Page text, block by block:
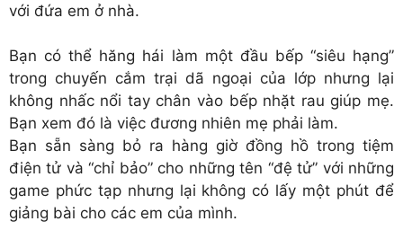
với đứa em ở nhà.
Bạn có thể hăng hái làm một đầu bếp “siêu hạng”
trong chuyến cắm trại dã ngoại của lớp nhưng lại
không nhấc nổi tay chân vào bếp nhặt rau giúp mẹ.
Bạn xem đó là việc đương nhiên mẹ phải làm.
Bạn sẵn sàng bỏ ra hàng giờ đồng hồ trong tiệm
điện tử và “chỉ bảo” cho những tên “đệ tử” với những
game phức tạp nhưng lại không có lấy một phút để
giảng bài cho các em của mình.